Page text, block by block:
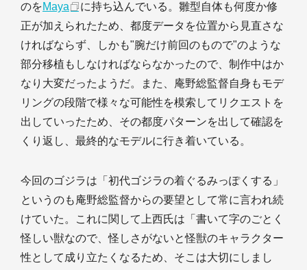
のをMaya
に持ち込んでいる。雛型自体も何度か修
正が加えられたため、都度データを位置から見直さな
ければならず、しかも"腕だけ前回のもので"のような
部分移植もしなければならなかったので、制作中はか
なり大変だったようだ。また、庵野総監督自身もモデ
リングの段階で様々な可能性を模索してリクエストを
出していったため、その都度パターンを出して確認を
くり返し、最終的なモデルに行き着いている。
今回のゴジラは「初代ゴジラの着ぐるみっぽくする」
というのも庵野総監督からの要望として常に言われ続
けていた。これに関して上西氏は「書いて字のごとく
怪しい獣なので、怪しさがないと怪獣のキャラクター
性として成り立たくなるため、そこは大切にしまし